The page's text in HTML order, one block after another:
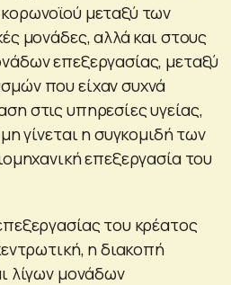
μεταξύ των
μονάδες, αλλά και στους
επεξεργασίας, μεταξύ
που είχαν συχνά
στις υπηρεσίες υγείας,
γίνεται η συγκομιδή των
επεξεργασία του
του κρέατος
η διακοπή
λίγων μονάδων